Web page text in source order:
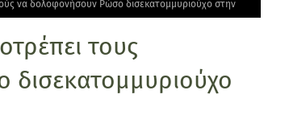
να δολοφονήσουν Ρώσο δισεκατομμυριούχο στην
τους